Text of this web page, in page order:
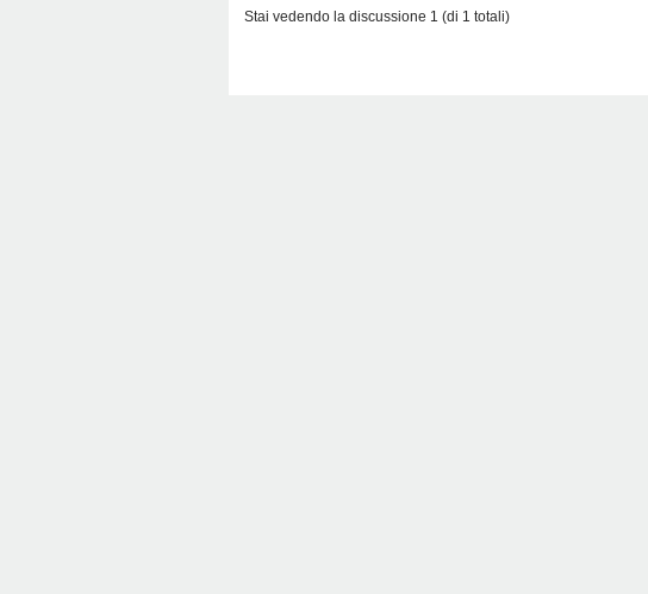
Stai vedendo la discussione 1 (di 1 totali)